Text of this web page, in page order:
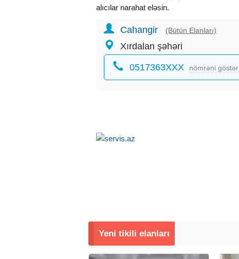
alıcılar narahat eləsin.
Cahangir (Bütün Elanları)
Xırdalan şəhəri
0517363XXX nömrəni göstər
Yeni tikili elanları